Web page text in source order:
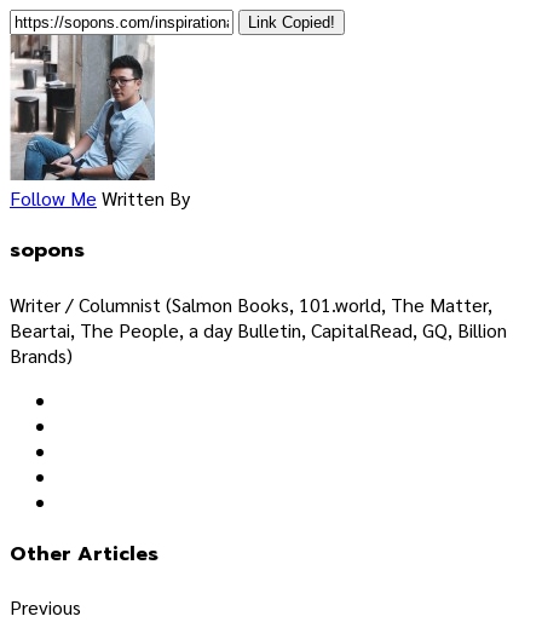
Link Copied!
Follow Me Written By
sopons
Writer / Columnist (Salmon Books, 101.world, The Matter,
Beartai, The People, a day Bulletin, CapitalRead, GQ, Billion
Brands)
Other Articles
Previous